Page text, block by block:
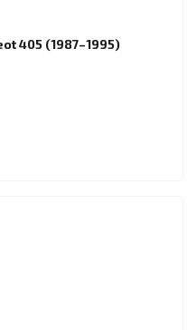
405 (1987–1995)